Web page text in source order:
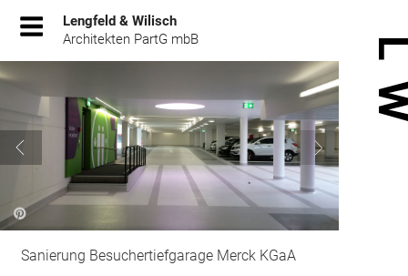
Inhalt
springen
Lengfeld & Wilisch
Architekten PartG mbB
Sanierung Besuchertiefgarage Merck KGaA